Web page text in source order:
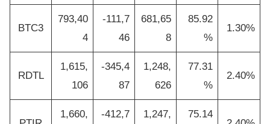
BTC3
793,40
4
-111,7
46
681,65
8
85.92
%
1.30%
RDTL
1,615,
106
-345,4
87
1,248,
626
77.31
%
2.40%
1,660,
-412,7
1,247,
75.14